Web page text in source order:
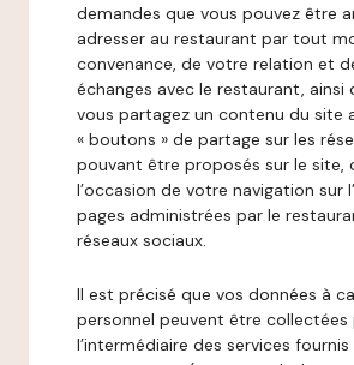
demandes que vous pouvez être
adresser au restaurant par tout
convenance, de votre relation et
échanges avec le restaurant, ainsi
vous partagez un contenu du site
« boutons » de partage sur les
pouvant être proposés sur le site,
l’occasion de votre navigation sur
pages administrées par le
réseaux sociaux.
Il est précisé que vos données à
personnel peuvent être collectées
l’intermédiaire des services